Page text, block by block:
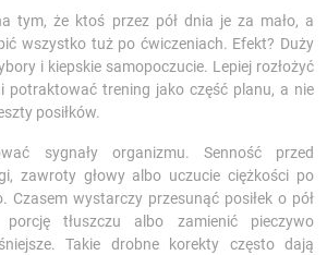
tym, że ktoś przez pół dnia je za mało, a
wszystko tuż po ćwiczeniach. Efekt? Duży
i kiepskie samopoczucie. Lepiej rozłożyć
potraktować trening jako część planu, a nie
posiłków.
sygnały organizmu. Senność przed
zawroty głowy albo uczucie ciężkości po
Czasem wystarczy przesunąć posiłek o pół
porcję tłuszczu albo zamienić pieczywo
Takie drobne korekty często dają